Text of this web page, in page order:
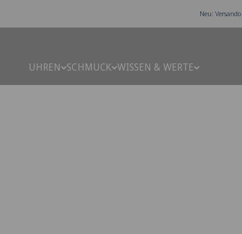
Neu:
UHREN SCHMUCK WISSEN & WERTE